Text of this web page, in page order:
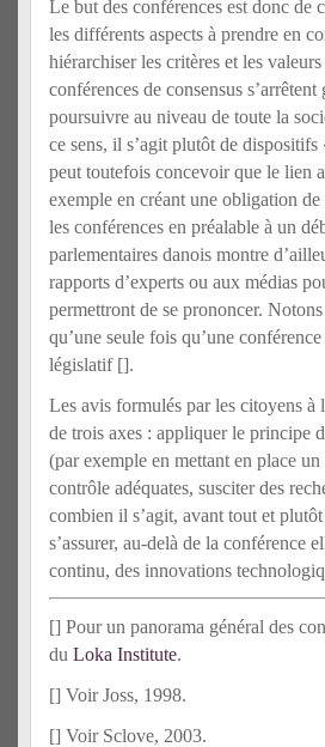
Le but des conférences est donc de
les différents aspects à prendre en
hiérarchiser les critères et les
conférences de consensus
poursuivre au niveau de toute la
ce sens, il s’agit plutôt de
peut toutefois concevoir que le lien
exemple en créant une obligation
les conférences en préalable à un
parlementaires danois montre
rapports d’experts ou aux médias
permettront de se prononcer.
qu’une seule fois qu’une
législatif [].
Les avis formulés par les citoyens à
de trois axes : appliquer le principe
(par exemple en mettant en place
contrôle adéquates, susciter des
combien il s’agit, avant tout et
s’assurer, au-delà de la conférence
continu, des innovations
[] Pour un panorama général des
du Loka Institute.
[] Voir Joss, 1998.
[] Voir Sclove, 2003.